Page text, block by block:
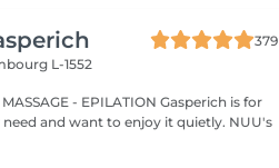
379
L-1552
- EPILATION Gasperich is for
and want to enjoy it quietly. NUU's